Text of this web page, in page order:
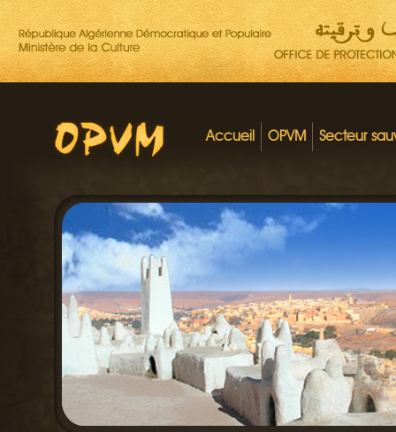
Accueil OPVM Secteur